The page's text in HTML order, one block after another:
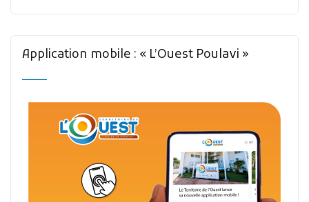
Application mobile : « L’Ouest Poulavi »